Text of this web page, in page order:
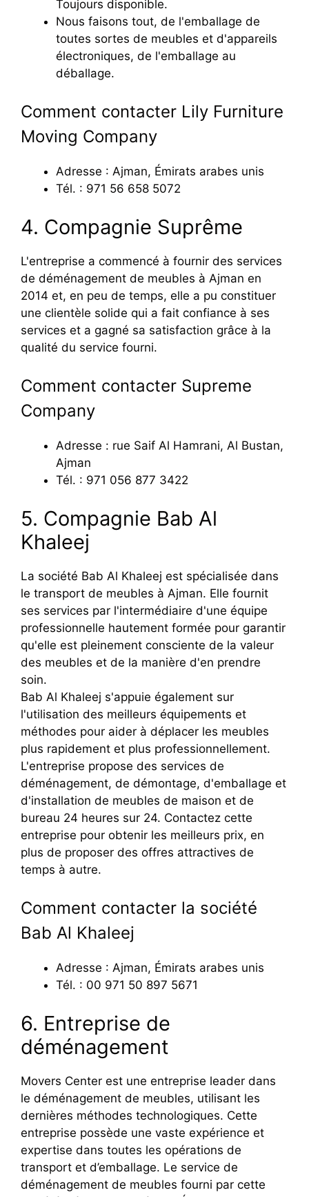
Toujours disponible.
Nous faisons tout, de l'emballage de
toutes sortes de meubles et d'appareils
électroniques, de l'emballage au
déballage.
Comment contacter Lily Furniture
Moving Company
Adresse : Ajman, Émirats arabes unis
Tél. : 971 56 658 5072
4. Compagnie Suprême
L'entreprise a commencé à fournir des services
de déménagement de meubles à Ajman en
2014 et, en peu de temps, elle a pu constituer
une clientèle solide qui a fait confiance à ses
services et a gagné sa satisfaction grâce à la
qualité du service fourni.
Comment contacter Supreme
Company
Adresse : rue Saif Al Hamrani, Al Bustan,
Ajman
Tél. : 971 056 877 3422
5. Compagnie Bab Al
Khaleej
La société Bab Al Khaleej est spécialisée dans
le transport de meubles à Ajman. Elle fournit
ses services par l'intermédiaire d'une équipe
professionnelle hautement formée pour garantir
qu'elle est pleinement consciente de la valeur
des meubles et de la manière d'en prendre
soin.
Bab Al Khaleej s'appuie également sur
l'utilisation des meilleurs équipements et
méthodes pour aider à déplacer les meubles
plus rapidement et plus professionnellement.
L'entreprise propose des services de
déménagement, de démontage, d'emballage et
d'installation de meubles de maison et de
bureau 24 heures sur 24. Contactez cette
entreprise pour obtenir les meilleurs prix, en
plus de proposer des offres attractives de
temps à autre.
Comment contacter la société
Bab Al Khaleej
Adresse : Ajman, Émirats arabes unis
Tél. : 00 971 50 897 5671
6. Entreprise de
déménagement
Movers Center est une entreprise leader dans
le déménagement de meubles, utilisant les
dernières méthodes technologiques. Cette
entreprise possède une vaste expérience et
expertise dans toutes les opérations de
transport et d’emballage. Le service de
déménagement de meubles fourni par cette